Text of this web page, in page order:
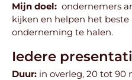
Mijn doel: ondernemers
kijken en helpen het
onderneming te halen.
Iedere
Duur: in overleg, 20 tot 90